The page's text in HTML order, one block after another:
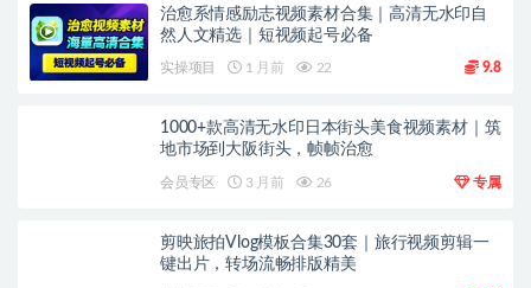
治愈系情感励志视频素材合集｜高清无水印自
然人文精选｜短视频起号必备
实操项目 1 月前 22 9.8
1000+款高清无水印日本街头美食视频素材｜筑
地市场到大阪街头，帧帧治愈
会员专区 3 月前 26 专属
剪映旅拍Vlog模板合集30套｜旅行视频剪辑一
键出片，转场流畅排版精美